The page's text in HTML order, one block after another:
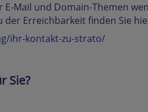
Mail und Domain-Themen
Erreichbarkeit finden Sie
ihr-kontakt-zu-strato/
Sie?